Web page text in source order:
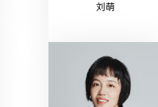
刘萌